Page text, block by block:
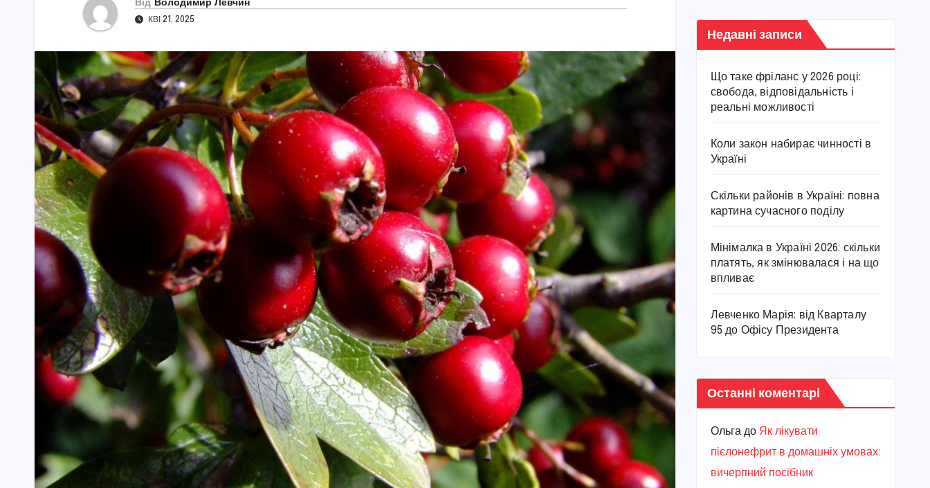
КВІ 21, 2025
Недавні записи
Що таке фріланс у 2026 році:
свобода, відповідальність і
реальні можливості
Коли закон набирає чинності в
Україні
Скільки районів в Україні: повна
картина сучасного поділу
Мінімалка в Україні 2026: скільки
платять, як змінювалася і на що
впливає
Левченко Марія: від Кварталу
95 до Офісу Президента
Останні коментарі
Ольгадо Як лікувати
пієлонефрит в домашніх умовах:
вичерпний посібник